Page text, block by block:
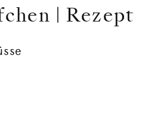
| Rezept